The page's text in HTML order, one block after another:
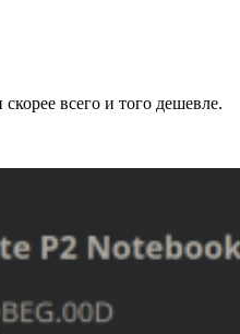
всего и того дешевле.